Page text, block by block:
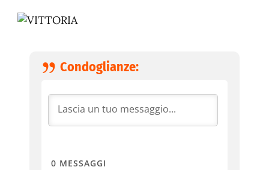
Condoglianze:
0 MESSAGGI